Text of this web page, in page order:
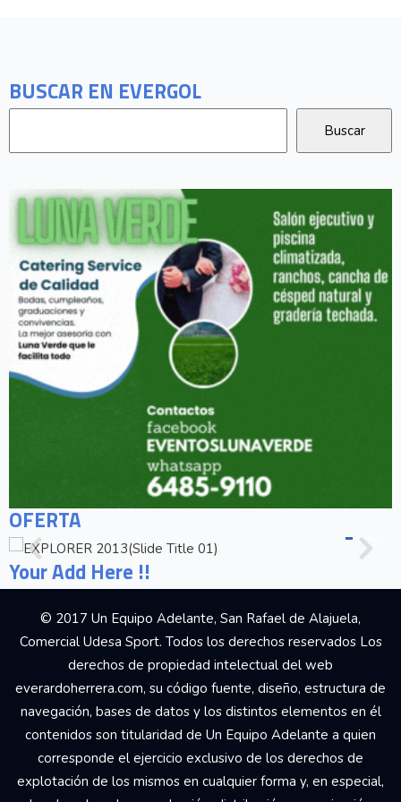
BUSCAR EN EVERGOL
OFERTA
Your Add Here !!
© 2017 Un Equipo Adelante, San Rafael de Alajuela,
Comercial Udesa Sport. Todos los derechos reservados Los
derechos de propiedad intelectual del web
everardoherrera.com, su código fuente, diseño, estructura de
navegación, bases de datos y los distintos elementos en él
contenidos son titularidad de Un Equipo Adelante a quien
corresponde el ejercicio exclusivo de los derechos de
explotación de los mismos en cualquier forma y, en especial,